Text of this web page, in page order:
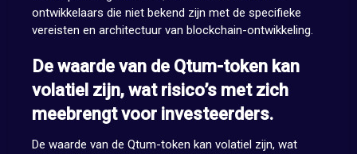
ontwikkelaars die niet bekend zijn met de specifieke
vereisten en architectuur van blockchain-ontwikkeling.
De waarde van de Qtum-token kan
volatiel zijn, wat risico’s met zich
meebrengt voor investeerders.
De waarde van de Qtum-token kan volatiel zijn, wat